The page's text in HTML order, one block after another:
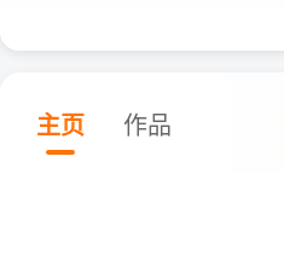
主页 作品